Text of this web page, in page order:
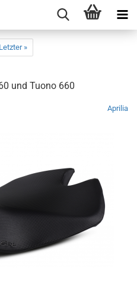
Letzter »
und Tuono 660
Aprilia